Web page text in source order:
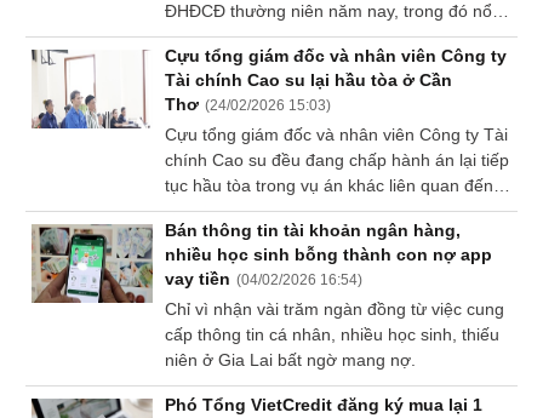
ĐHĐCĐ thường niên năm nay, trong đó nổi
bật nhất là kế hoạch lợi nhuận tăng 25%.
Bên cạnh đó, chiến lược tăng trưởng dựa
trên kỷ luật tài chính và hiệu quả sử dụng
vốn (ROE, ROA) cũng được trình bày khá
chi tiết.
Cựu tổng giám đốc và nhân viên Công ty
Tài chính Cao su lại hầu tòa ở Cần
Thơ (24/02/2026 15:03)
Cựu tổng giám đốc và nhân viên Công ty Tài
chính Cao su đều đang chấp hành án lại tiếp
tục hầu tòa trong vụ án khác liên quan đến vi
phạm quy định cho vay ở Cần Thơ.
Bán thông tin tài khoản ngân hàng,
nhiều học sinh bỗng thành con nợ app
vay tiền (04/02/2026 16:54)
Chỉ vì nhận vài trăm ngàn đồng từ việc cung
cấp thông tin cá nhân, nhiều học sinh, thiếu
niên ở Gia Lai bất ngờ mang nợ.
Phó Tổng VietCredit đăng ký mua lại 1
khoán
(-)
Tất cả Cổ phiếu
đạo
(-)
Tất cả Người nội bộ Người liên quan
(-)